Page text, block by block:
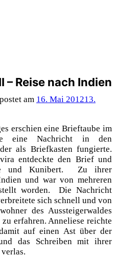
– Reise nach Indien
am 16. Mai 201213.
erschien eine Brieftaube im
eine Nachricht in den
als Briefkasten fungierte.
entdeckte den Brief und
und Kunibert. Zu ihrer
und war von mehreren
worden. Die Nachricht
sich schnell und von
des Aussteigerwaldes
erfahren. Anneliese reichte
auf einen Ast über der
das Schreiben mit ihrer